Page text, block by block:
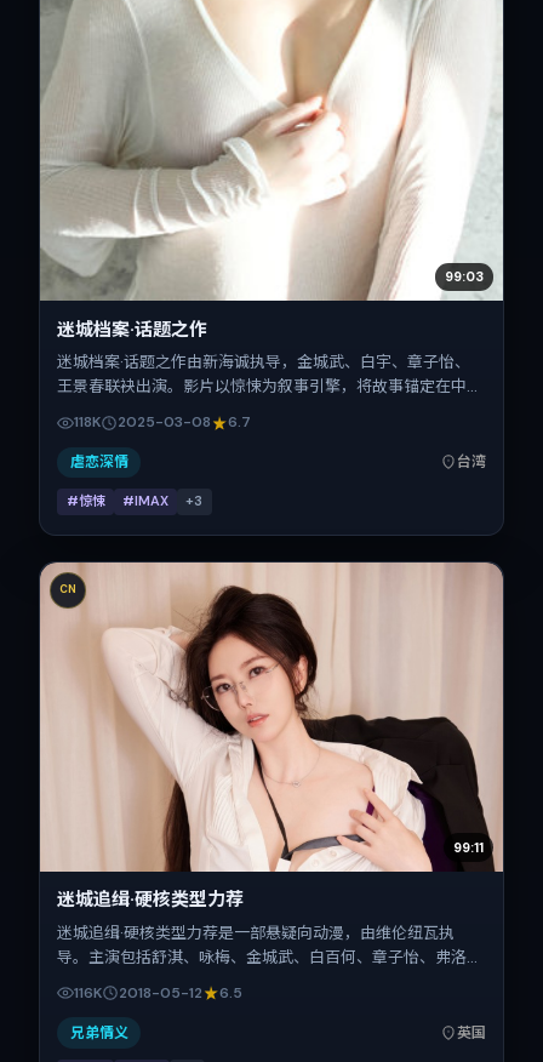
99:03
迷城档案·话题之作
迷城档案·话题之作由新海诚执导，金城武、白宇、章子怡、
王景春联袂出演。影片以惊悚为叙事引擎，将故事锚定在中国
年3月8日于中国台湾首映（春节档前后），片长138分钟，适
合喜欢强情节与细腻表演的观众。
118K 2025-03-08 6.7
虐恋深情 台湾
#惊悚 #IMAX +3
CN
99:11
迷城追缉·硬核类型力荐
迷城追缉·硬核类型力荐是一部悬疑向动漫，由维伦纽瓦执
导。主演包括舒淇、咏梅、金城武、白百何、章子怡、弗洛伦
斯·皮尤。作品主要在英国取景与发行，2018年春季档与观众
见面，首映日期 2018-05-12，正片时长173分钟。
116K 2018-05-12 6.5
兄弟情义 英国